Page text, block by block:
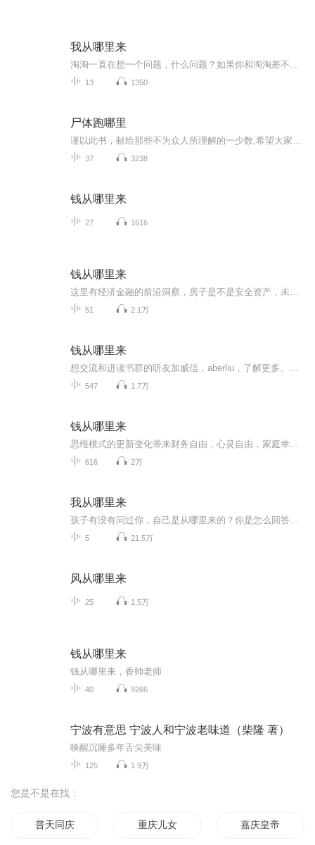
我从哪里来
13 1350
尸体跑哪里
37 3238
钱从哪里来
27 1616
钱从哪里来
51 2.1万
钱从哪里来
547 1.7万
钱从哪里来
616 2万
我从哪里来
5 21.5万
风从哪里来
25 1.5万
钱从哪里来
钱从哪里来，香帅老师
40 9266
宁波有意思 宁波人和宁波老味道（柴隆 著）
唤醒沉睡多年舌尖美味
125 1.9万
您是不是在找：
普天同庆 重庆儿女 嘉庆皇帝